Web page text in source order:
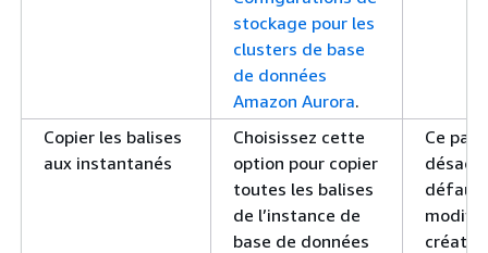
stockage pour les
clusters de base
de données
Amazon Aurora.
Copier les balises
aux instantanés
Choisissez cette
option pour copier
toutes les balises
de l’instance de
base de données
Ce